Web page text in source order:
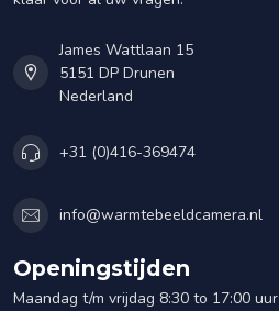
James Wattlaan 15
5151 DP Drunen
Nederland
+31 (0)416-369474
info@warmtebeeldcamera.nl
Openingstijden
Maandag t/m vrijdag 8:30 to 17:00 uur